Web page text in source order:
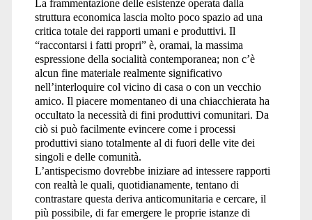
La frammentazione delle esistenze operata dalla
struttura economica lascia molto poco spazio ad una
critica totale dei rapporti umani e produttivi. Il
“raccontarsi i fatti propri” è, oramai, la massima
espressione della socialità contemporanea; non c’è
alcun fine materiale realmente significativo
nell’interloquire col vicino di casa o con un vecchio
amico. Il piacere momentaneo di una chiacchierata ha
occultato la necessità di fini produttivi comunitari. Da
ciò si può facilmente evincere come i processi
produttivi siano totalmente al di fuori delle vite dei
singoli e delle comunità.
L’antispecismo dovrebbe iniziare ad intessere rapporti
con realtà le quali, quotidianamente, tentano di
contrastare questa deriva anticomunitaria e cercare, il
più possibile, di far emergere le proprie istanze di